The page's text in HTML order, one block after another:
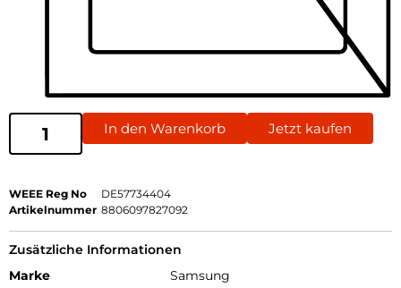
In den Warenkorb Jetzt kaufen
WEEE Reg No
DE57734404
Artikelnummer 8806097827092
Zusätzliche Informationen
Marke
Samsung